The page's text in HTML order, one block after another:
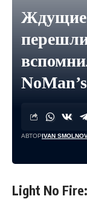
Ждущие
АВТОРIVAN
Light No